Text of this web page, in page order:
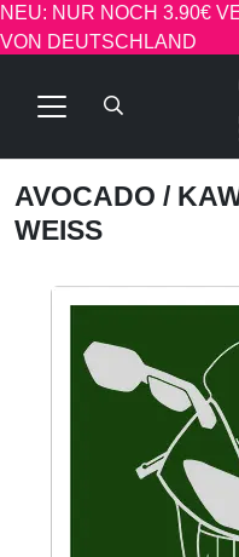
NEU: NUR NOCH 3.90€
VON DEUTSCHLAND
AVOCADO /
WEISS